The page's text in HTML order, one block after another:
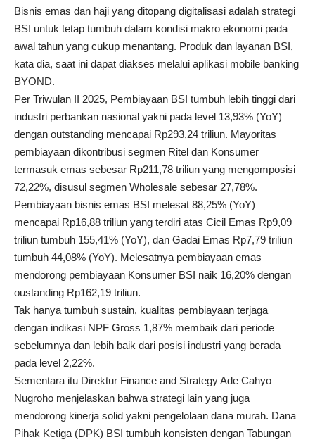
Bisnis emas dan haji yang ditopang digitalisasi adalah strategi
BSI untuk tetap tumbuh dalam kondisi makro ekonomi pada
awal tahun yang cukup menantang. Produk dan layanan BSI,
kata dia, saat ini dapat diakses melalui aplikasi mobile banking
BYOND.
Per Triwulan II 2025, Pembiayaan BSI tumbuh lebih tinggi dari
industri perbankan nasional yakni pada level 13,93% (YoY)
dengan outstanding mencapai Rp293,24 triliun. Mayoritas
pembiayaan dikontribusi segmen Ritel dan Konsumer
termasuk emas sebesar Rp211,78 triliun yang mengomposisi
72,22%, disusul segmen Wholesale sebesar 27,78%.
Pembiayaan bisnis emas BSI melesat 88,25% (YoY)
mencapai Rp16,88 triliun yang terdiri atas Cicil Emas Rp9,09
triliun tumbuh 155,41% (YoY), dan Gadai Emas Rp7,79 triliun
tumbuh 44,08% (YoY). Melesatnya pembiayaan emas
mendorong pembiayaan Konsumer BSI naik 16,20% dengan
oustanding Rp162,19 triliun.
Tak hanya tumbuh sustain, kualitas pembiayaan terjaga
dengan indikasi NPF Gross 1,87% membaik dari periode
sebelumnya dan lebih baik dari posisi industri yang berada
pada level 2,22%.
Sementara itu Direktur Finance and Strategy Ade Cahyo
Nugroho menjelaskan bahwa strategi lain yang juga
mendorong kinerja solid yakni pengelolaan dana murah. Dana
Pihak Ketiga (DPK) BSI tumbuh konsisten dengan Tabungan